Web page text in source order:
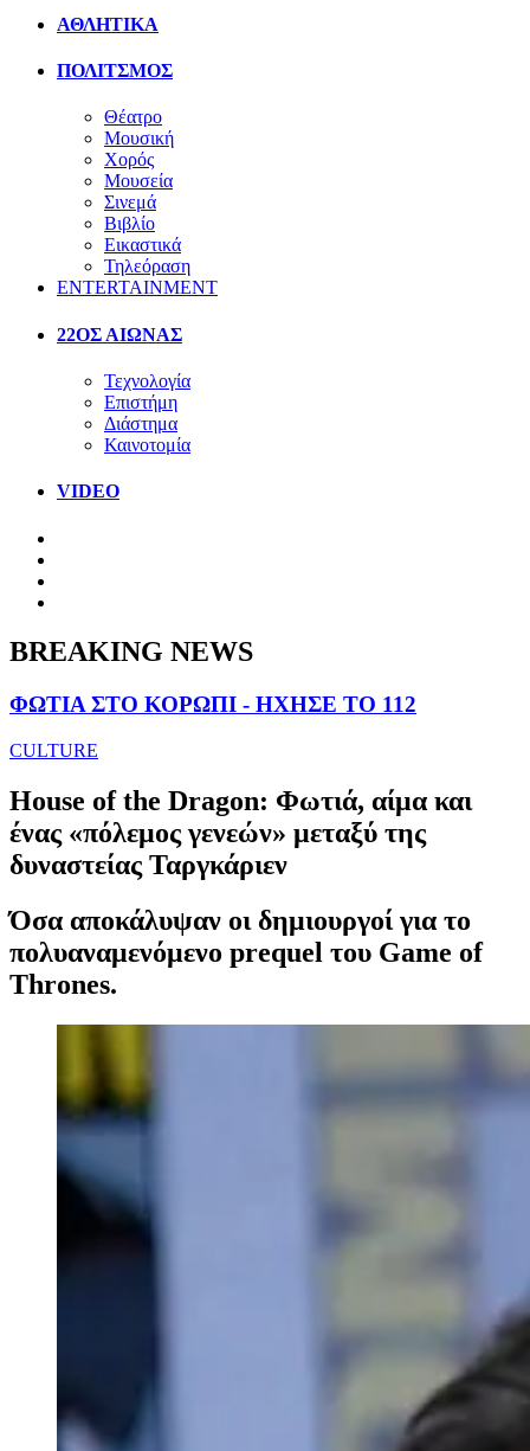
ΑΘΛΗΤΙΚΑ
ΠΟΛΙΤΣΜΟΣ
Θέατρο
Μουσική
Χορός
Μουσεία
Σινεμά
Βιβλίο
Εικαστικά
Τηλεόραση
ENTERTAINMENT
22ΟΣ ΑΙΩΝΑΣ
Τεχνολογία
Επιστήμη
Διάστημα
Καινοτομία
VIDEO
BREAKING NEWS
ΦΩΤΙΑ ΣΤΟ ΚΟΡΩΠΙ - ΗΧΗΣΕ ΤΟ 112
CULTURE
House of the Dragon: Φωτιά, αίμα και
ένας «πόλεμος γενεών» μεταξύ της
δυναστείας Ταργκάριεν
Όσα αποκάλυψαν οι δημιουργοί για το
πολυαναμενόμενο prequel του Game of
Thrones.